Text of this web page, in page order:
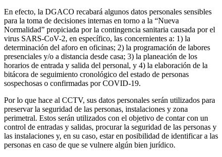
En efecto, la DGACO recabará algunos datos personales sensibles
para la toma de decisiones internas en torno a la “Nueva
Normalidad” propiciada por la contingencia sanitaria causada por el
virus SARS-CoV-2, en específico, las concernientes a: 1) la
determinación del aforo en oficinas; 2) la programación de labores
presenciales y/o a distancia desde casa; 3) la planeación de los
horarios de entrada y salida del personal, y 4) la elaboración de la
bitácora de seguimiento cronológico del estado de personas
sospechosas o confirmadas por COVID-19.
Por lo que hace al CCTV, sus datos personales serán utilizados para
preservar la seguridad de las personas, instalaciones y zona
perimetral. Estos serán utilizados con el objetivo de contar con un
control de entradas y salidas, procurar la seguridad de las personas y
las instalaciones y, en su caso, estar en posibilidad de identificar a las
personas en caso de que se vulnere algún bien jurídico.